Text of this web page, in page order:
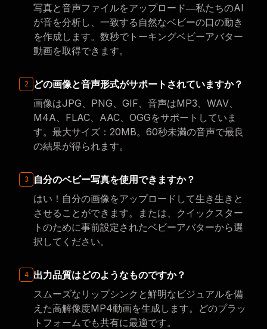
写真と音声ファイルをアップロード―私たちのAI
が音を分析し、一致する自然なベビーの口の動き
を作成します。数秒でトーキングベビーアバター
動画を取得できます。
2
どの画像と音声形式がサポートされていますか？
画像はJPG、PNG、GIF、音声はMP3、WAV、
M4A、FLAC、AAC、OGGをサポートしていま
す。最大サイズ：20MB。60秒未満の音声で最良
の結果が得られます。
3
自分のベビー写真を使用できますか？
はい！自分の画像をアップロードして生き生きと
させることができます。または、クイックスター
トのために事前設定されたベビーアバターから選
択してください。
4
出力品質はどのようなものですか？
スムーズなリップシンクと鮮明なビジュアルを備
えた高解像度MP4動画を生成します。どのプラッ
トフォームでも共有に最適です。